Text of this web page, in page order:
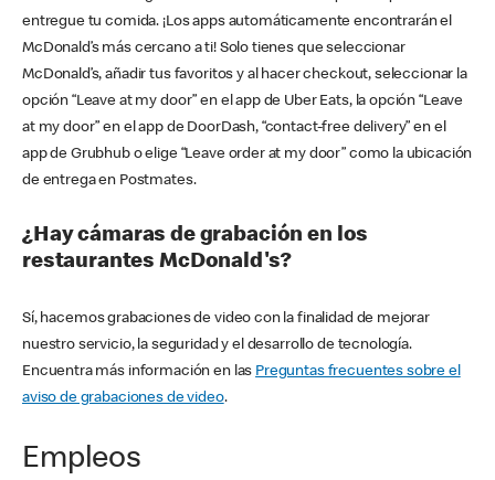
entregue tu comida. ¡Los apps automáticamente encontrarán el
McDonald’s más cercano a ti! Solo tienes que seleccionar
McDonald’s, añadir tus favoritos y al hacer checkout, seleccionar la
opción “Leave at my door” en el app de Uber Eats, la opción “Leave
at my door” en el app de DoorDash, “contact-free delivery” en el
app de Grubhub o elige “Leave order at my door” como la ubicación
de entrega en Postmates.
¿Hay cámaras de grabación en los
restaurantes McDonald's?
Sí, hacemos grabaciones de video con la finalidad de mejorar
nuestro servicio, la seguridad y el desarrollo de tecnología.
Encuentra más información en las Preguntas frecuentes sobre el
aviso de grabaciones de video.
Empleos